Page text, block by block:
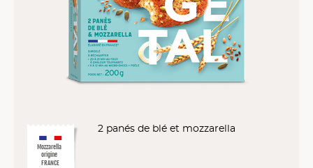
Mozzarella
origine
FRANCE
2 panés de blé et mozzarella